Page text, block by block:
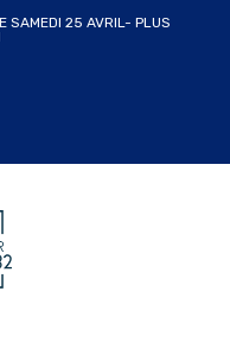
SAMEDI 25 AVRIL- PLUS